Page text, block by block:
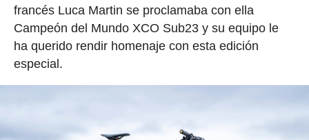
francés Luca Martin se proclamaba con ella
Campeón del Mundo XCO Sub23 y su equipo le
ha querido rendir homenaje con esta edición
especial.